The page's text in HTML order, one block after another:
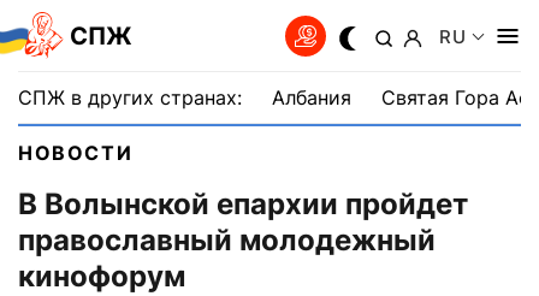
СПЖ RU
СПЖ в других странах: Албания Святая Гора
НОВОСТИ
В Волынской епархии пройдет
православный молодежный
кинофорум